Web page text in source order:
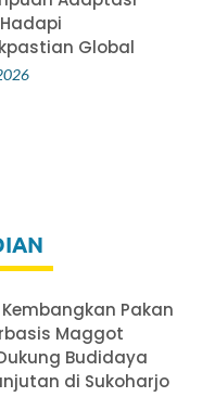
Global
Kembangkan Pakan
Maggot
Budidaya
di Sukoharjo